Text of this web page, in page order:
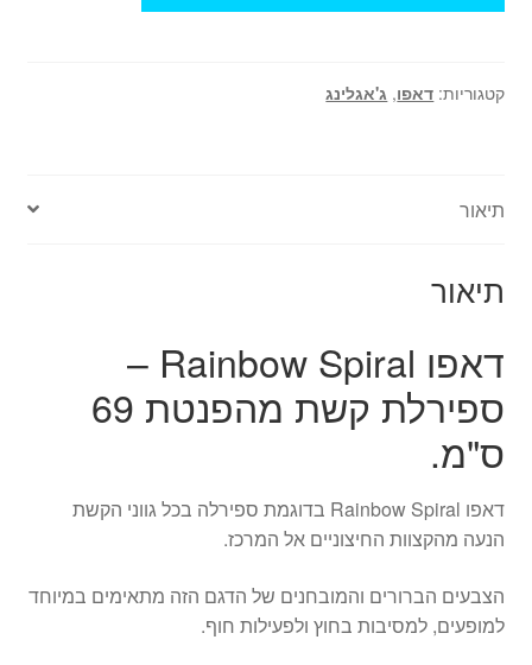
Spiral
מהפנטת
קטגוריות: דאפו, ג'אגלינג
תיאור
תיאור
דאפו Rainbow Spiral –
ספירלת קשת מהפנטת 69
ס"מ.
דאפו Rainbow Spiral בדוגמת ספירלה בכל גווני הקשת
הנעה מהקצוות החיצוניים אל המרכז.
הצבעים הברורים והמובחנים של הדגם הזה מתאימים במיוחד
למופעים, למסיבות בחוץ ולפעילות חוף.